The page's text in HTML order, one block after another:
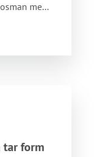
med
tar form